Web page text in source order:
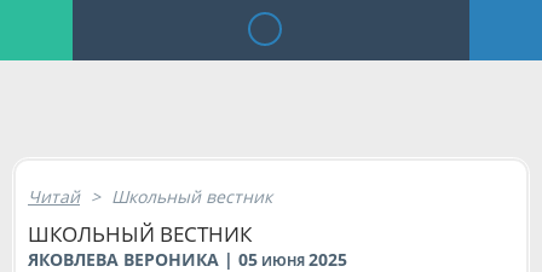
Читай > Школьный вестник
ШКОЛЬНЫЙ ВЕСТНИК
ЯКОВЛЕВА ВЕРОНИКА | 05 ИЮНЯ 2025